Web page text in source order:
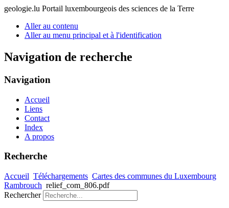
geologie.lu Portail luxembourgeois des sciences de la Terre
Aller au contenu
Aller au menu principal et à l'identification
Navigation de recherche
Navigation
Accueil
Liens
Contact
Index
A propos
Recherche
Accueil Téléchargements Cartes des communes du Luxembourg
Rambrouch relief_com_806.pdf
Rechercher